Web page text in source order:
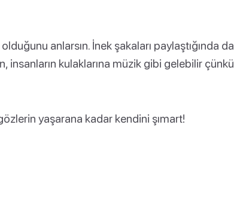
anlarsın. İnek şakaları paylaştığında da
insanların kulaklarına müzik gibi gelebilir çünkü
yaşarana kadar kendini şımart!